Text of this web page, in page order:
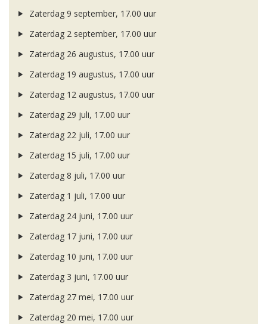
Zaterdag 9 september, 17.00 uur
Zaterdag 2 september, 17.00 uur
Zaterdag 26 augustus, 17.00 uur
Zaterdag 19 augustus, 17.00 uur
Zaterdag 12 augustus, 17.00 uur
Zaterdag 29 juli, 17.00 uur
Zaterdag 22 juli, 17.00 uur
Zaterdag 15 juli, 17.00 uur
Zaterdag 8 juli, 17.00 uur
Zaterdag 1 juli, 17.00 uur
Zaterdag 24 juni, 17.00 uur
Zaterdag 17 juni, 17.00 uur
Zaterdag 10 juni, 17.00 uur
Zaterdag 3 juni, 17.00 uur
Zaterdag 27 mei, 17.00 uur
Zaterdag 20 mei, 17.00 uur